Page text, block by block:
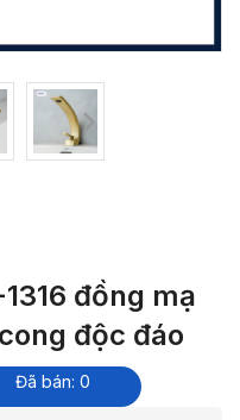
đồng mạ
độc đáo
Đã bán: 0